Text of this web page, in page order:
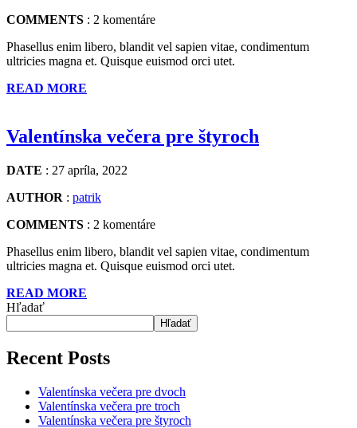
COMMENTS : 2 komentáre
Phasellus enim libero, blandit vel sapien vitae, condimentum
ultricies magna et. Quisque euismod orci utet.
READ MORE
Valentínska večera pre štyroch
DATE : 27 apríla, 2022
AUTHOR : patrik
COMMENTS : 2 komentáre
Phasellus enim libero, blandit vel sapien vitae, condimentum
ultricies magna et. Quisque euismod orci utet.
READ MORE
Hľadať
Hľadať
Recent Posts
Valentínska večera pre dvoch
Valentínska večera pre troch
Valentínska večera pre štyroch